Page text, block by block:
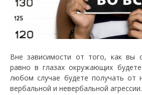
Вне зависимости от того, как вы
равно в глазах окружающих
любом случае будете получать от
вербальной и невербальной